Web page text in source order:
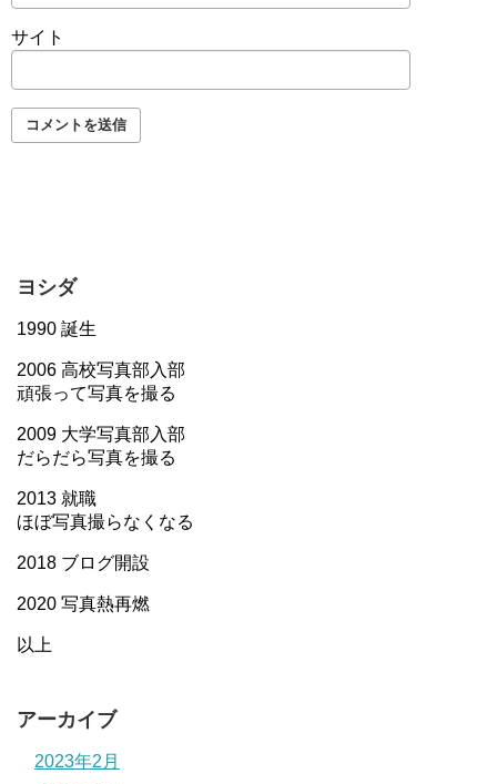
サイト
ヨシダ
1990 誕生
2006 高校写真部入部
頑張って写真を撮る
2009 大学写真部入部
だらだら写真を撮る
2013 就職
ほぼ写真撮らなくなる
2018 ブログ開設
2020 写真熱再燃
以上
アーカイブ
2023年2月